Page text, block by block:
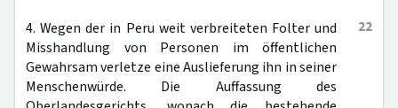
22
4. Wegen der in Peru weit verbreiteten Folter und
Misshandlung von Personen im öffentlichen
Gewahrsam verletze eine Auslieferung ihn in seiner
Menschenwürde. Die Auffassung des